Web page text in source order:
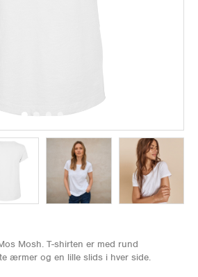
Mosh. T-shirten er med rund
ærmer og en lille slids i hver side.